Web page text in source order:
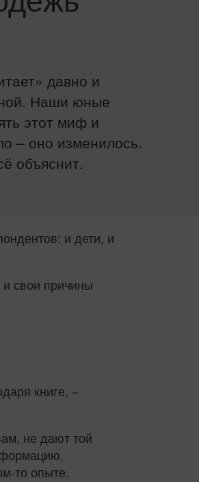
давно и
Наши юные
этот миф и
– оно изменилось.
объяснит.
и дети, и
свои причины
книге, –
не дают той
опыте.